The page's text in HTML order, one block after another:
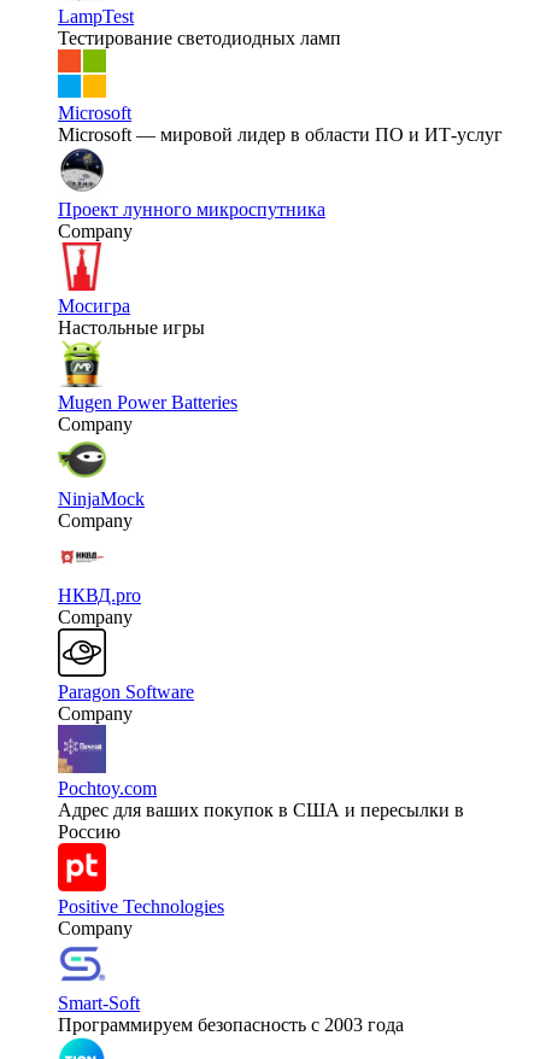
LampTest
Тестирование светодиодных ламп
Microsoft
Microsoft — мировой лидер в области ПО и ИТ-услуг
Проект лунного микроспутника
Company
Мосигра
Настольные игры
Mugen Power Batteries
Company
NinjaMock
Company
НКВД.pro
Company
Paragon Software
Company
Pochtoy.com
Адрес для ваших покупок в США и пересылки в
Россию
Positive Technologies
Company
Smart-Soft
Программируем безопасность с 2003 года